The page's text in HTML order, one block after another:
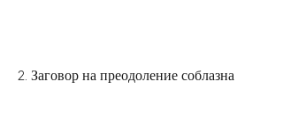
2. Заговор на преодоление соблазна